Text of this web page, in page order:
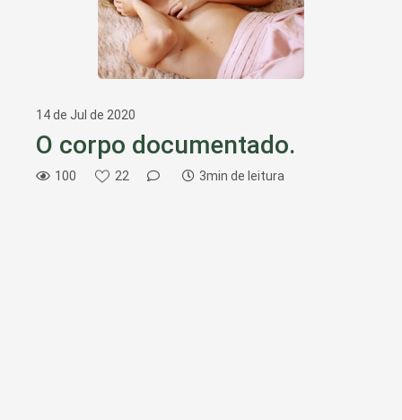
14 de Jul de 2020
O corpo documentado.
100 22 3min de leitura